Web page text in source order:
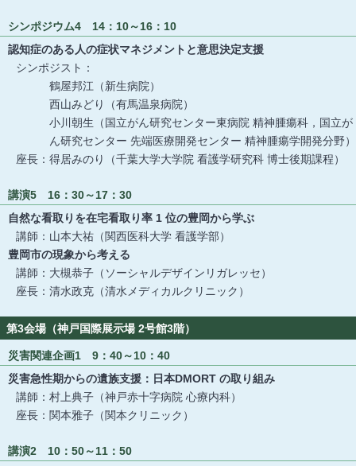
シンポジウム4 14：10～16：10
認知症のある人の症状マネジメントと意思決定支援
シンポジスト：
鶴屋邦江（新生病院）
西山みどり（有馬温泉病院）
小川朝生（国立がん研究センター東病院 精神腫瘍科，国立が
ん研究センター 先端医療開発センター 精神腫瘍学開発分野）
座長：得居みのり（千葉大学大学院 看護学研究科 博士後期課程）
講演5 16：30～17：30
自然な看取りを在宅看取り率 1 位の豊岡から学ぶ
講師：山本大祐（関西医科大学 看護学部）
豊岡市の現象から考える
講師：大槻恭子（ソーシャルデザインリガレッセ）
座長：清水政克（清水メディカルクリニック）
第3会場（神戸国際展示場 2号館3階）
災害関連企画1 9：40～10：40
災害急性期からの遺族支援：日本DMORT の取り組み
講師：村上典子（神戸赤十字病院 心療内科）
座長：関本雅子（関本クリニック）
講演2 10：50～11：50